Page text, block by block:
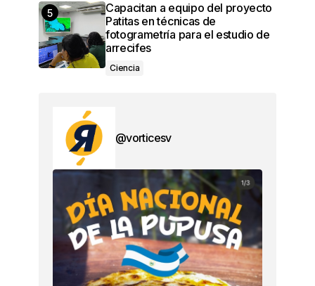
Capacitan a equipo del proyecto
Patitas en técnicas de
fotogrametría para el estudio de
arrecifes
Ciencia
@vorticesv